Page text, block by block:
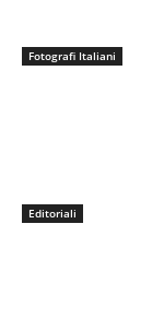
Fotografi Italiani
Editoriali